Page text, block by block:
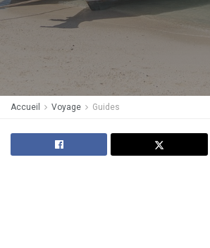
Accueil Voyage Guides